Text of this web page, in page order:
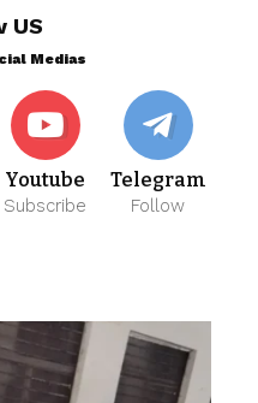
US
Medias
Youtube
Subscribe
Telegram
Follow